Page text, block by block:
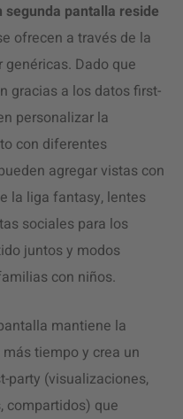
segunda pantalla reside
ofrecen a través de la
Dado que
gracias a los datos first-
personalizar la
con diferentes
agregar vistas con
la liga fantasy, lentes
sociales para los
juntos y modos
con niños.
mantiene la
tiempo y crea un
party (visualizaciones,
compartidos) que